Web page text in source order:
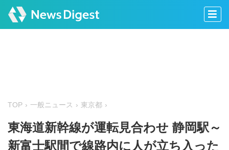
TOP 一般ニュース 東京都
東海道新幹線が運転見合わせ 静岡駅～
新富士駅間で線路内に人が立ち入った